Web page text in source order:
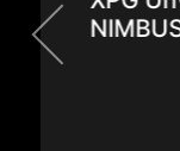
NIMBUS